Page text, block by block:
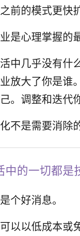
前的模式更快
是心理掌握的
中几乎没有什
放大了你是谁
。调整和迭代
不是需要消除
中的一切都是
个好消息。
以以低成本或